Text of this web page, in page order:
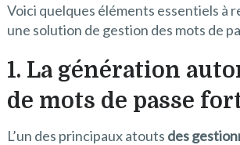
Voici quelques éléments essentiels à
une solution de gestion des mots de
1. La génération
de mots de passe
L’un des principaux atouts des